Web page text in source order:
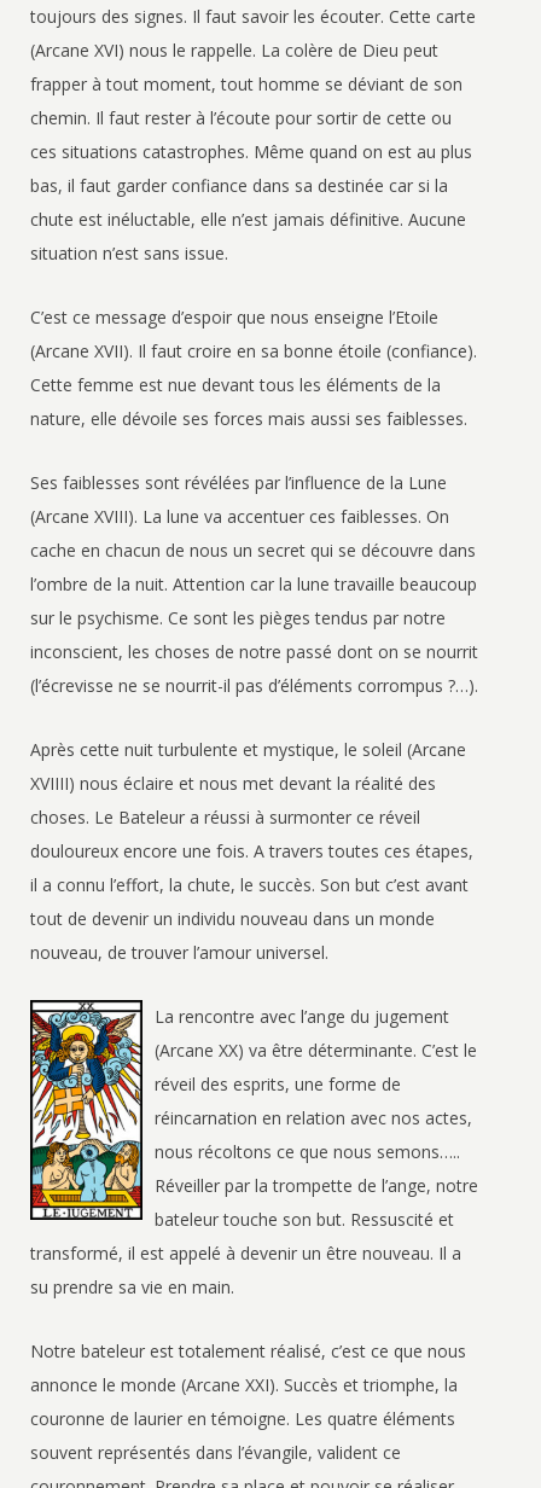
toujours des signes. Il faut savoir les écouter. Cette carte
(Arcane XVI) nous le rappelle. La colère de Dieu peut
frapper à tout moment, tout homme se déviant de son
chemin. Il faut rester à l’écoute pour sortir de cette ou
ces situations catastrophes. Même quand on est au plus
bas, il faut garder confiance dans sa destinée car si la
chute est inéluctable, elle n’est jamais définitive. Aucune
situation n’est sans issue.
C’est ce message d’espoir que nous enseigne l’Etoile
(Arcane XVII). Il faut croire en sa bonne étoile (confiance).
Cette femme est nue devant tous les éléments de la
nature, elle dévoile ses forces mais aussi ses faiblesses.
Ses faiblesses sont révélées par l’influence de la Lune
(Arcane XVIII). La lune va accentuer ces faiblesses. On
cache en chacun de nous un secret qui se découvre dans
l’ombre de la nuit. Attention car la lune travaille beaucoup
sur le psychisme. Ce sont les pièges tendus par notre
inconscient, les choses de notre passé dont on se nourrit
(l’écrevisse ne se nourrit-il pas d’éléments corrompus ?…).
Après cette nuit turbulente et mystique, le soleil (Arcane
XVIIII) nous éclaire et nous met devant la réalité des
choses. Le Bateleur a réussi à surmonter ce réveil
douloureux encore une fois. A travers toutes ces étapes,
il a connu l’effort, la chute, le succès. Son but c’est avant
tout de devenir un individu nouveau dans un monde
nouveau, de trouver l’amour universel.
La rencontre avec l’ange du jugement
(Arcane XX) va être déterminante. C’est le
réveil des esprits, une forme de
réincarnation en relation avec nos actes,
nous récoltons ce que nous semons…..
Réveiller par la trompette de l’ange, notre
bateleur touche son but. Ressuscité et
transformé, il est appelé à devenir un être nouveau. Il a
su prendre sa vie en main.
Notre bateleur est totalement réalisé, c’est ce que nous
annonce le monde (Arcane XXI). Succès et triomphe, la
couronne de laurier en témoigne. Les quatre éléments
souvent représentés dans l’évangile, valident ce